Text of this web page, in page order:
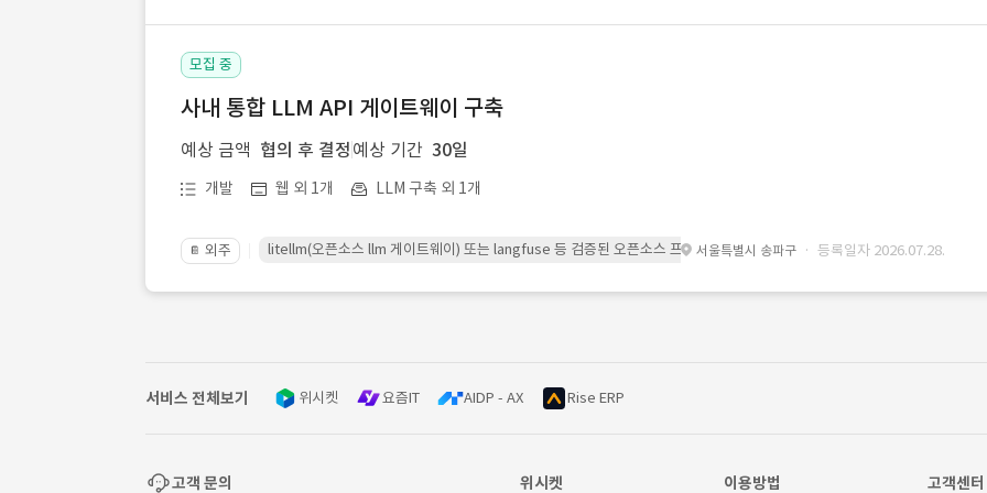
모집 중
사내 통합 LLM API 게이트웨이 구축
예상 금액 협의 후 결정 예상 기간 30일
개발 웹 외 1개 LLM 구축 외 1개
📔 외주 litellm(오픈소스 llm 게이트웨이) 또는 langfuse 등 검증된 오픈소스 프레임워크를 기반으로 시스템을 구축
서울특별시 송파구 · 등록일자 2026.07.28.
서비스 전체보기 위시켓 요즘IT AIDP - AX Rise ERP
고객 문의 위시켓 이용방법 고객센터